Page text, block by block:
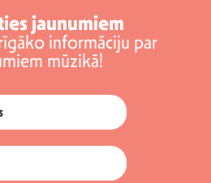
jaunumiem
informāciju par
mūzikā!